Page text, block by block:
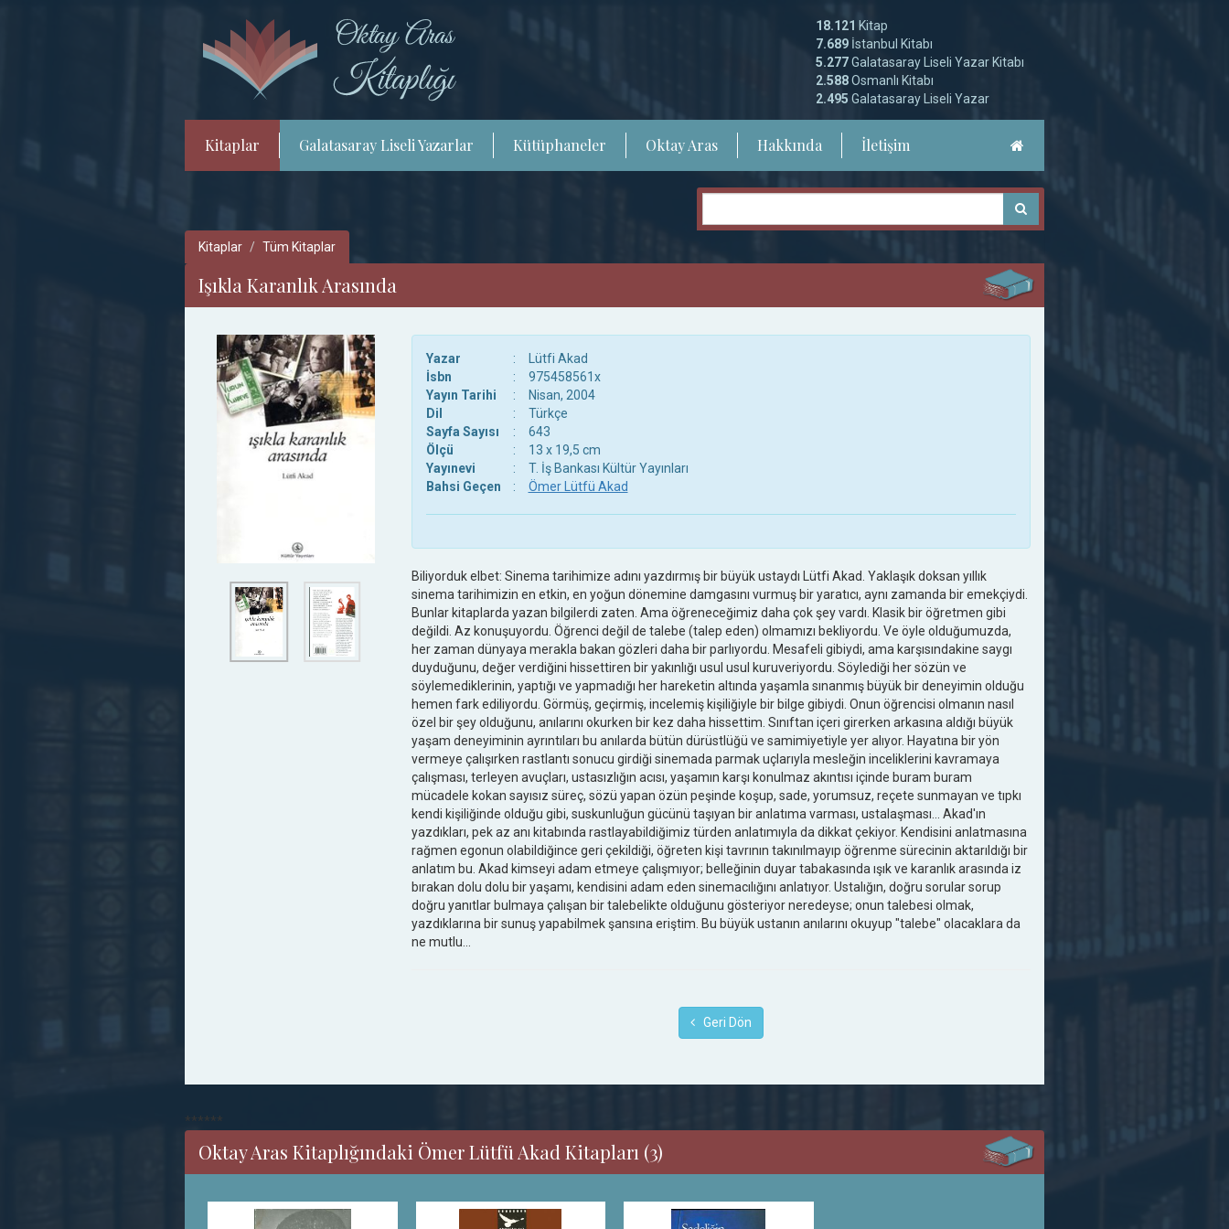
18.121 Kitap
7.689 İstanbul Kitabı
5.277Galatasaray Liseli Yazar Kitabı
2.588Osmanlı Kitabı
2.495 Galatasaray Liseli Yazar
Kitaplar Galatasaray Liseli Yazarlar Kütüphaneler Oktay Aras Hakkında İletişim
Kitaplar Tüm Kitaplar
Işıkla Karanlık Arasında
Yazar :
Lütfi Akad
İsbn
:
975458561x
Yayın Tarihi
:
Nisan, 2004
Dil
:
Türkçe
Sayfa Sayısı
:
643
Ölçü
:
13 x 19,5 cm
Yayınevi
:
T. İş Bankası Kültür Yayınları
Bahsi Geçen
: Ömer Lütfü Akad
Biliyorduk elbet: Sinema tarihimize adını yazdırmış bir büyük ustaydı Lütfi Akad. Yaklaşık doksan yıllık
sinema tarihimizin en etkin, en yoğun dönemine damgasını vurmuş bir yaratıcı, aynı zamanda bir emekçiydi.
Bunlar kitaplarda yazan bilgilerdi zaten. Ama öğreneceğimiz daha çok şey vardı. Klasik bir öğretmen gibi
değildi. Az konuşuyordu. Öğrenci değil de talebe (talep eden) olmamızı bekliyordu. Ve öyle olduğumuzda,
her zaman dünyaya merakla bakan gözleri daha bir parlıyordu. Mesafeli gibiydi, ama karşısındakine saygı
duyduğunu, değer verdiğini hissettiren bir yakınlığı usul usul kuruveriyordu. Söylediği her sözün ve
söylemediklerinin, yaptığı ve yapmadığı her hareketin altında yaşamla sınanmış büyük bir deneyimin olduğu
hemen fark ediliyordu. Görmüş, geçirmiş, incelemiş kişiliğiyle bir bilge gibiydi. Onun öğrencisi olmanın nasıl
özel bir şey olduğunu, anılarını okurken bir kez daha hissettim. Sınıftan içeri girerken arkasına aldığı büyük
yaşam deneyiminin ayrıntıları bu anılarda bütün dürüstlüğü ve samimiyetiyle yer alıyor. Hayatına bir yön
vermeye çalışırken rastlantı sonucu girdiği sinemada parmak uçlarıyla mesleğin inceliklerini kavramaya
çalışması, terleyen avuçları, ustasızlığın acısı, yaşamın karşı konulmaz akıntısı içinde buram buram
mücadele kokan sayısız süreç, sözü yapan özün peşinde koşup, sade, yorumsuz, reçete sunmayan ve tıpkı
kendi kişiliğinde olduğu gibi, suskunluğun gücünü taşıyan bir anlatıma varması, ustalaşması... Akad'ın
yazdıkları, pek az anı kitabında rastlayabildiğimiz türden anlatımıyla da dikkat çekiyor. Kendisini anlatmasına
rağmen egonun olabildiğince geri çekildiği, öğreten kişi tavrının takınılmayıp öğrenme sürecinin aktarıldığı bir
anlatım bu. Akad kimseyi adam etmeye çalışmıyor; belleğinin duyar tabakasında ışık ve karanlık arasında iz
bırakan dolu dolu bir yaşamı, kendisini adam eden sinemacılığını anlatıyor. Ustalığın, doğru sorular sorup
doğru yanıtlar bulmaya çalışan bir talebelikte olduğunu gösteriyor neredeyse; onun talebesi olmak,
yazdıklarına bir sunuş yapabilmek şansına eriştim. Bu büyük ustanın anılarını okuyup "talebe" olacaklara da
ne mutlu...
Geri Dön
******
Oktay Aras Kitaplığındaki Ömer Lütfü Akad Kitapları (3)